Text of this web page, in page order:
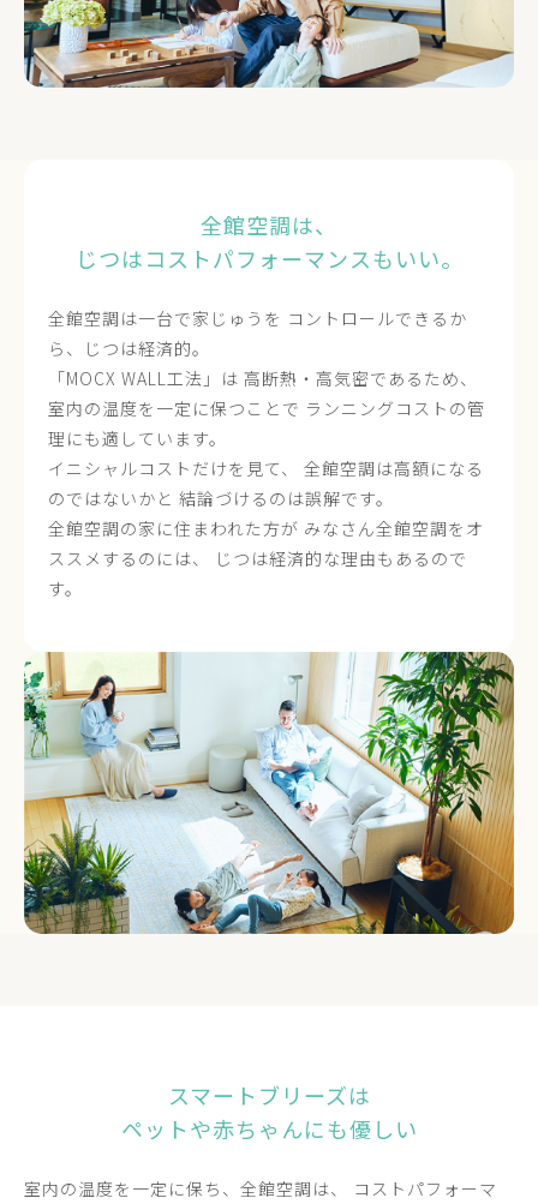
全館空調は、
じつはコストパフォーマンスもいい。
全館空調は一台で家じゅうを コントロールできるか
ら、じつは経済的。
「MOCX WALL工法」は 高断熱・高気密であるため、
室内の温度を一定に保つことで ランニングコストの管
理にも適しています。
イニシャルコストだけを見て、 全館空調は高額になる
のではないかと 結論づけるのは誤解です。
全館空調の家に住まわれた方が みなさん全館空調をオ
ススメするのには、
じつは経済的な理由もあるので
す。
スマートブリーズは
ペットや赤ちゃんにも優しい
室内の温度を一定に保ち、全館空調は、 コストパフォーマ